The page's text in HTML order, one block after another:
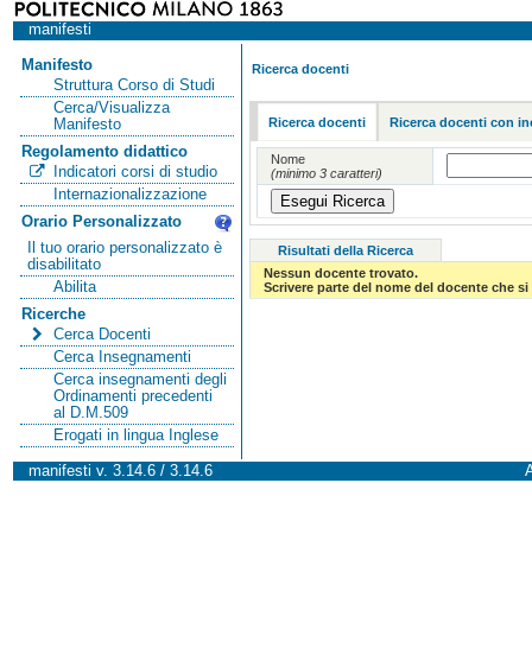
manifesti
Manifesto
Struttura Corso di Studi
Cerca/Visualizza
Manifesto
Regolamento didattico
Indicatori corsi di studio
Internazionalizzazione
Orario Personalizzato
Il tuo orario personalizzato è
disabilitato
Abilita
Ricerche
Cerca Docenti
Cerca Insegnamenti
Cerca insegnamenti degli
Ordinamenti precedenti
al D.M.509
Erogati in lingua Inglese
Ricerca docenti
Ricerca docenti Ricerca docenti con
Nome
(minimo 3 caratteri)
Risultati della Ricerca
Nessun docente trovato.
Scrivere parte del nome del docente che
manifesti v. 3.14.6 / 3.14.6